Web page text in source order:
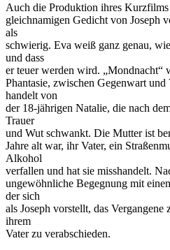
Auch die Produktion ihres
gleichnamigen Gedicht von Joseph
als
schwierig. Eva weiß ganz genau,
und dass
er teuer werden wird. „Mondnacht“
Phantasie, zwischen Gegenwart
handelt von
der 18-jährigen Natalie, die nach
Trauer
und Wut schwankt. Die Mutter ist
Jahre alt war, ihr Vater, ein
Alkohol
verfallen und hat sie misshandelt.
ungewöhnliche Begegnung mit
der sich
als Joseph vorstellt, das
ihrem
Vater zu verabschieden.